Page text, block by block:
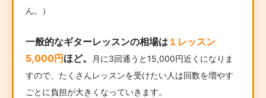
ん。）
一般的なギターレッスンの相場は１レッスン
5,000円 ほど。
月に3回通うと15,000円近くになりま
すので、たくさんレッスンを受けたい人は回数を増やす
ごとに負担が大きくなっていきます。